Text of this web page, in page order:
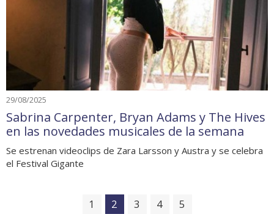
29/08/2025
Sabrina Carpenter, Bryan Adams y The Hives
en las novedades musicales de la semana
Se estrenan videoclips de Zara Larsson y Austra y se celebra
el Festival Gigante
1 2 3 4 5